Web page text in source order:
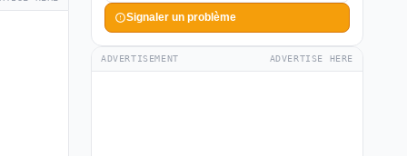
Signaler un problème
ADVERTISEMENT ADVERTISE HERE